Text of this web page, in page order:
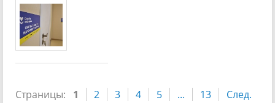
Страницы: 1 2 3 4 5 ... 13 След.